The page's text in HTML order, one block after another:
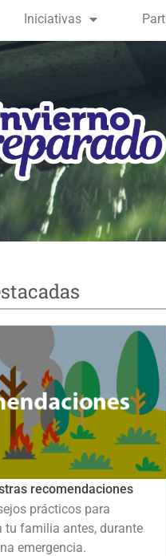
Iniciativas
recomendaciones
prácticos para
tu familia antes, durante
emergencia.